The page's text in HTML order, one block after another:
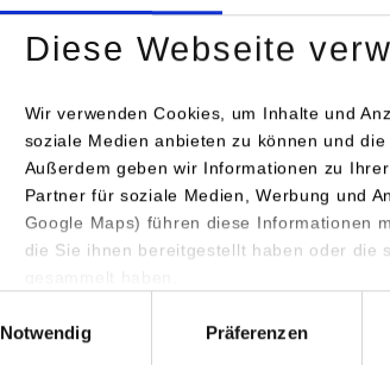
Diese Webseite
Wir verwenden Cookies, um Inhalte und
soziale Medien anbieten zu können und
Außerdem geben wir Informationen zu
Partner für soziale Medien, Werbung und
Google Maps) führen diese Informationen
die Sie ihnen bereitgestellt haben oder die
Notwendig
Präferenzen
Studiengang / Studienrichtung
Wirtschaftsingenieurwesen / Allgemeines
Wirtschaftsingenieurwesen - International
Management